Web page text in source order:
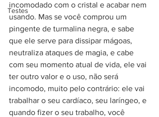
Testes
incomodado com o cristal e acabar nem
usando. Mas se você comprou um
pingente de turmalina negra, e sabe
que ele serve para dissipar mágoas,
neutraliza ataques de magia, e cabe
com seu momento atual de vida, ele vai
ter outro valor e o uso, não será
incomodo, muito pelo contrário: ele vai
trabalhar o seu cardíaco, seu laríngeo, e
quando fizer o seu trabalho, você